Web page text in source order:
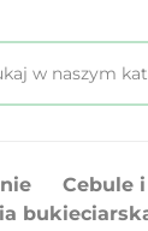
Cebule i